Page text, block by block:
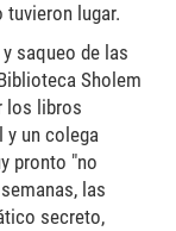
lugar.
saqueo de las
Sholem
los libros
y un colega
pronto "no
las
secreto,